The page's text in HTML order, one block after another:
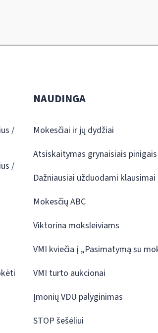
/
/
NAUDINGA
Mokesčiai ir jų dydžiai
Atsiskaitymas grynaisiais pinigais
Dažniausiai užduodami klausimai
Mokesčių ABC
Viktorina moksleiviams
VMI kviečia į „Pasimatymą su
VMI turto aukcionai
Įmonių VDU palyginimas
STOP šešėliui